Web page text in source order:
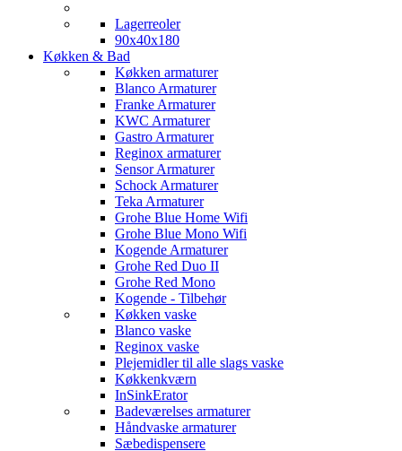
Lagerreoler
90x40x180
Køkken & Bad
Køkken armaturer
Blanco Armaturer
Franke Armaturer
KWC Armaturer
Gastro Armaturer
Reginox armaturer
Sensor Armaturer
Schock Armaturer
Teka Armaturer
Grohe Blue Home Wifi
Grohe Blue Mono Wifi
Kogende Armaturer
Grohe Red Duo II
Grohe Red Mono
Kogende - Tilbehør
Køkken vaske
Blanco vaske
Reginox vaske
Plejemidler til alle slags vaske
Køkkenkværn
InSinkErator
Badeværelses armaturer
Håndvaske armaturer
Sæbedispensere